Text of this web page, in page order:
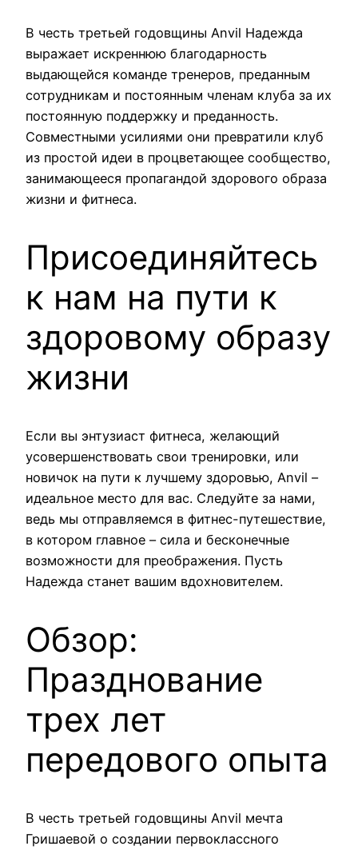
В честь третьей годовщины Anvil Надежда
выражает искреннюю благодарность
выдающейся команде тренеров, преданным
сотрудникам и постоянным членам клуба за их
постоянную поддержку и преданность.
Совместными усилиями они превратили клуб
из простой идеи в процветающее сообщество,
занимающееся пропагандой здорового образа
жизни и фитнеса.
Присоединяйтесь
к нам на пути к
здоровому образу
жизни
Если вы энтузиаст фитнеса, желающий
усовершенствовать свои тренировки, или
новичок на пути к лучшему здоровью, Anvil –
идеальное место для вас. Следуйте за нами,
ведь мы отправляемся в фитнес-путешествие,
в котором главное – сила и бесконечные
возможности для преображения. Пусть
Надежда станет вашим вдохновителем.
Обзор:
Празднование
трех лет
передового опыта
В честь третьей годовщины Anvil мечта
Гришаевой о создании первоклассного